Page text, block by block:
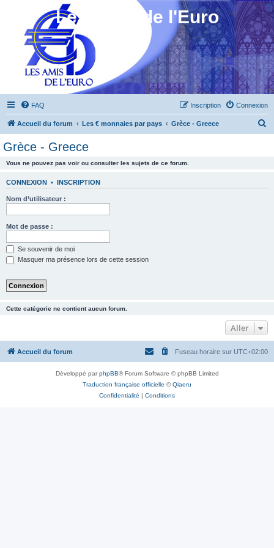
Les Amis de l'Euro
FAQ Connexion
Inscription
Accueil du forum Les € monnaies par pays Grèce - Greece
Grèce - Greece
Vous ne pouvez pas voir ou consulter les sujets de ce forum.
CONNEXION • INSCRIPTION
Nom d’utilisateur :
Mot de passe :
Se souvenir de moi
Masquer ma présence lors de cette session
Cette catégorie ne contient aucun forum.
Aller
Accueil du forum Fuseau horaire sur UTC+02:00
Développé parphpBB® Forum Software © phpBB Limited
Traduction française officielle ©Qiaeru
Confidentialité | Conditions